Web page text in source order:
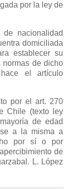
por la ley de
nacionalidad
domiciliada
establecer su
de dicho
el artículo
por el art. 270
Chile (texto ley
de edad
a la misma a
por sí o por
de
L. López